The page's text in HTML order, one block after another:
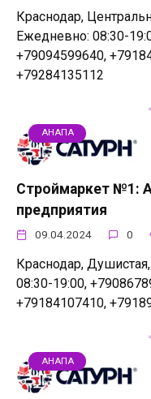
Краснодар,
Ежедневно: 08:30-
+79094599640,
+79284135112
АНАПА
Строймаркет №1:
предприятия
09.04.2024 0
Краснодар,
08:30-19:00,
+79184107410,
АНАПА